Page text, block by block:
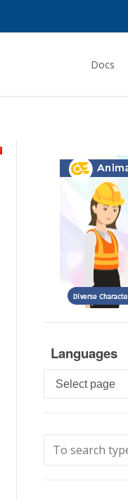
Docs
Languages
Languages